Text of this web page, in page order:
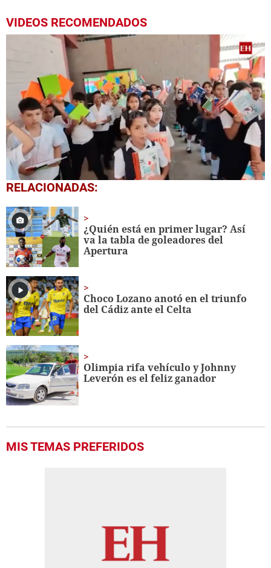
VIDEOS RECOMENDADOS
0
seconds
1
minute,
56
seconds
RELACIONADAS:
¿Quién está en primer lugar? Así
va la tabla de goleadores del
Apertura
Choco Lozano anotó en el triunfo
del Cádiz ante el Celta
Olimpia rifa vehículo y Johnny
Leverón es el feliz ganador
MIS TEMAS PREFERIDOS